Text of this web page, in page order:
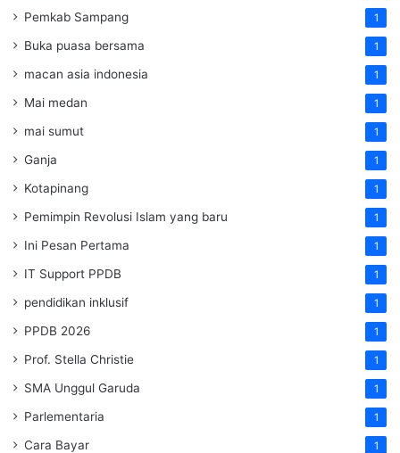
Pemkab Sampang 1
Buka puasa bersama 1
macan asia indonesia 1
Mai medan 1
mai sumut 1
Ganja 1
Kotapinang 1
Pemimpin Revolusi Islam yang baru 1
Ini Pesan Pertama 1
IT Support PPDB 1
pendidikan inklusif 1
PPDB 2026 1
Prof. Stella Christie 1
SMA Unggul Garuda 1
Parlementaria 1
Cara Bayar 1